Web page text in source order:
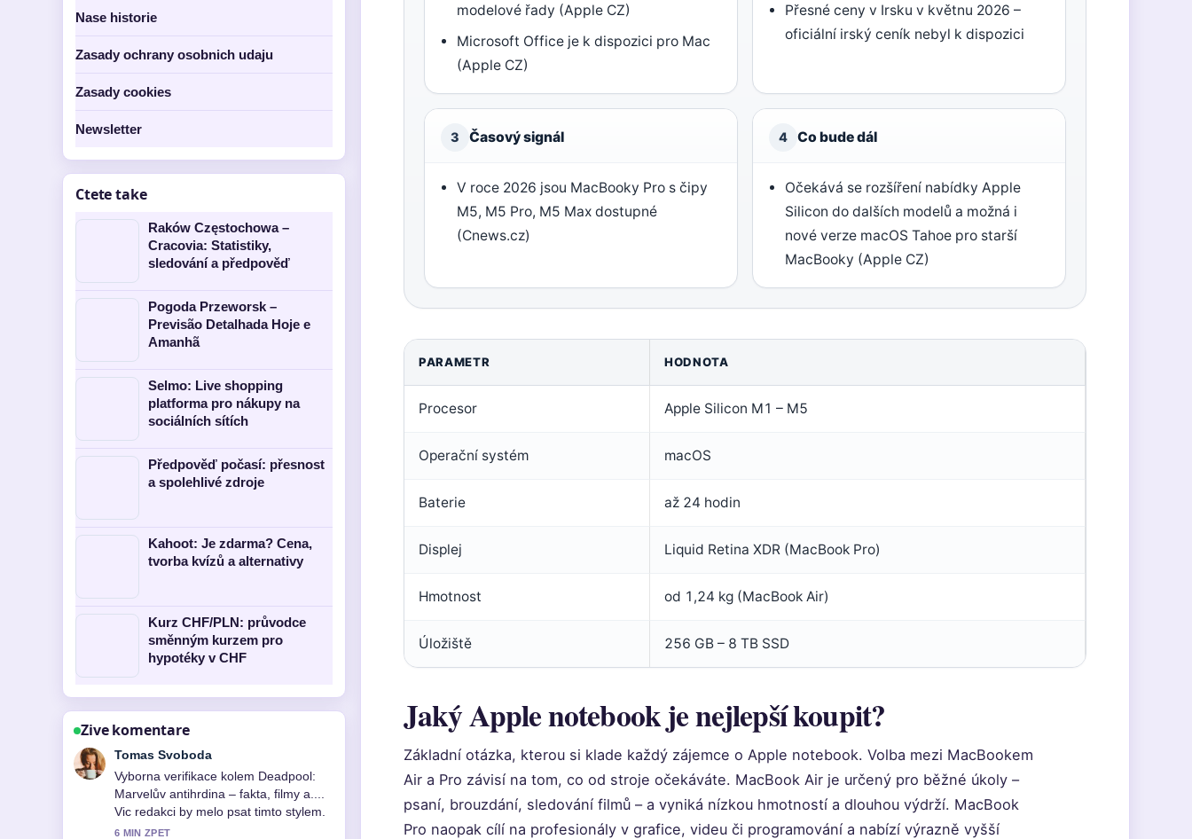
modelové řady (Apple CZ)
Microsoft Office je k dispozici pro Mac
(Apple CZ)
Přesné ceny v Irsku v květnu 2026 –
oficiální irský ceník nebyl k dispozici
3 Časový signál
V roce 2026 jsou MacBooky Pro s čipy
M5, M5 Pro, M5 Max dostupné
(Cnews.cz)
4 Co bude dál
Očekává se rozšíření nabídky Apple
Silicon do dalších modelů a možná i
nové verze macOS Tahoe pro starší
MacBooky (Apple CZ)
PARAMETR HODNOTA
Procesor Apple Silicon M1 – M5
Operační systém macOS
Baterie až 24 hodin
Displej Liquid Retina XDR (MacBook Pro)
Hmotnost od 1,24 kg (MacBook Air)
Úložiště 256 GB – 8 TB SSD
Jaký Apple notebook je nejlepší koupit?
Základní otázka, kterou si klade každý zájemce o Apple notebook. Volba mezi MacBookem
Air a Pro závisí na tom, co od stroje očekáváte. MacBook Air je určený pro běžné úkoly –
psaní, brouzdání, sledování filmů – a vyniká nízkou hmotností a dlouhou výdrží. MacBook
Pro naopak cílí na profesionály v grafice, videu či programování a nabízí výrazně vyšší
Nase historie
Zasady ochrany osobnich udaju
Zasady cookies
Newsletter
Ctete take
Raków Częstochowa –
Cracovia: Statistiky,
sledování a předpověď
Pogoda Przeworsk –
Previsão Detalhada Hoje e
Amanhã
Selmo: Live shopping
platforma pro nákupy na
sociálních sítích
Předpověď počasí: přesnost
a spolehlivé zdroje
Kahoot: Je zdarma? Cena,
tvorba kvízů a alternativy
Kurz CHF/PLN: průvodce
směnným kurzem pro
hypotéky v CHF
Zive komentare
Petra Novotna
Skvele shrnuti k Viggo Mortensen:
životopis, filmy, osobní život a.... Je to
nejprehlednejsi souhrn, ktery jsem
dnes videl.